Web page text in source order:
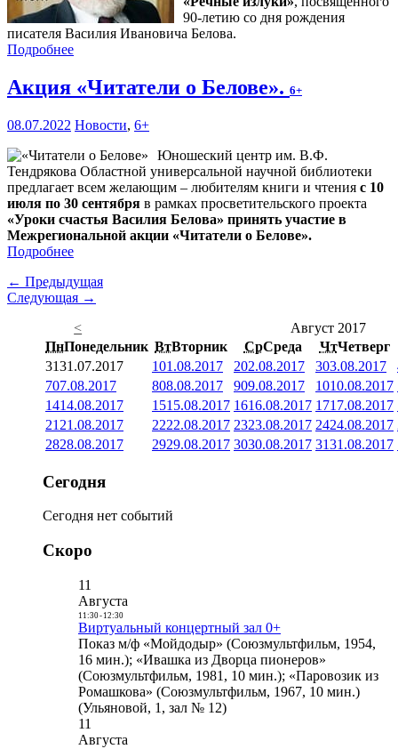
90-летию со дня рождения
писателя Василия Ивановича Белова.
Подробнее
Акция «Читатели о Белове». 6+
08.07.2022 Новости, 6+
Юношеский центр им. В.Ф.
Тендрякова Областной универсальной научной библиотеки
предлагает всем желающим – любителям книги и чтения с 10
июля по 30 сентября в рамках просветительского проекта
«Уроки счастья Василия Белова» принять участие в
Межрегиональной акции «Читатели о Белове».
Подробнее
← Предыдущая
Следующая →
<
Август 2017
ПнПонедельник ВтВторник СрСреда ЧтЧетверг
3131.07.2017 101.08.2017 202.08.2017 303.08.2017
707.08.2017 808.08.2017 909.08.2017 1010.08.2017
1414.08.2017 1515.08.2017 1616.08.2017 1717.08.2017
21 21.08.2017 2222.08.2017 2323.08.2017 2424.08.2017
2828.08.2017 2929.08.2017 3030.08.2017 3131.08.2017
Сегодня
Сегодня нет событий
Скоро
11
Августа
11:30- 12:30
Виртуальный концертный зал 0+
Показ м/ф «Мойдодыр» (Союзмультфильм, 1954,
16 мин.); «Ивашка из Дворца пионеров»
(Союзмультфильм, 1981, 10 мин.); «Паровозик из
Ромашкова» (Союзмультфильм, 1967, 10 мин.)
(Ульяновой, 1, зал № 12)
11
Августа